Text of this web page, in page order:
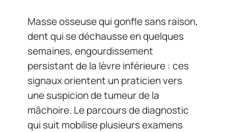
Masse osseuse qui gonfle sans raison,
dent qui se déchausse en quelques
semaines, engourdissement
persistant de la lèvre inférieure : ces
signaux orientent un praticien vers
une suspicion de tumeur de la
mâchoire. Le parcours de diagnostic
qui suit mobilise plusieurs examens